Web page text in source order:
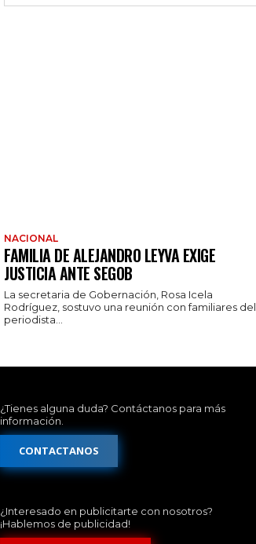
NACIONAL
FAMILIA DE ALEJANDRO LEYVA EXIGE
JUSTICIA ANTE SEGOB
La secretaria de Gobernación, Rosa Icela
Rodríguez, sostuvo una reunión con familiares del
periodista...
¿Tienes alguna duda? Contáctanos para más
información.
CONTACTANOS
¿Interesado en publicitarte con nosotros?
¡Hablemos de publicidad!